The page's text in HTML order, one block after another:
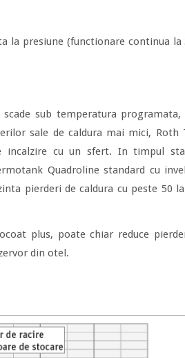
la presiune (functionare continua
scade sub temperatura
sale de caldura mai mici, Roth
incalzire cu un sfert. In timpul
Quadroline standard cu
pierderi de caldura cu peste 50
plus, poate chiar reduce
din otel.